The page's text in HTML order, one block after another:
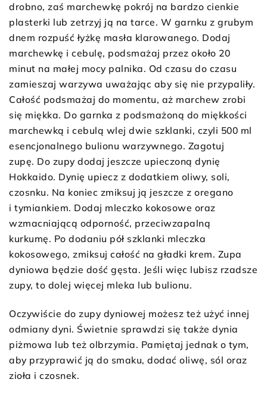
drobno, zaś marchewkę pokrój na bardzo cienkie
plasterki lub zetrzyj ją na tarce. W garnku z grubym
dnem rozpuść łyżkę masła klarowanego. Dodaj
marchewkę i cebulę, podsmażaj przez około 20
minut na małej mocy palnika. Od czasu do czasu
zamieszaj warzywa uważając aby się nie przypaliły.
Całość podsmażaj do momentu, aż marchew zrobi
się miękka. Do garnka z podsmażoną do miękkości
marchewką i cebulą wlej dwie szklanki, czyli 500 ml
esencjonalnego bulionu warzywnego. Zagotuj
zupę. Do zupy dodaj jeszcze upieczoną dynię
Hokkaido. Dynię upiecz z dodatkiem oliwy, soli,
czosnku. Na koniec zmiksuj ją jeszcze z oregano
i tymiankiem. Dodaj mleczko kokosowe oraz
wzmacniającą odporność, przeciwzapalną
kurkumę. Po dodaniu pół szklanki mleczka
kokosowego, zmiksuj całość na gładki krem. Zupa
dyniowa będzie dość gęsta. Jeśli więc lubisz rzadsze
zupy, to dolej więcej mleka lub bulionu.
Oczywiście do zupy dyniowej możesz też użyć innej
odmiany dyni. Świetnie sprawdzi się także dynia
piżmowa lub też olbrzymia. Pamiętaj jednak o tym,
aby przyprawić ją do smaku, dodać oliwę, sól oraz
zioła i czosnek.